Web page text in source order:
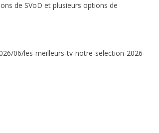
de SVoD et plusieurs options de
06/les-meilleurs-tv-notre-selection-2026-